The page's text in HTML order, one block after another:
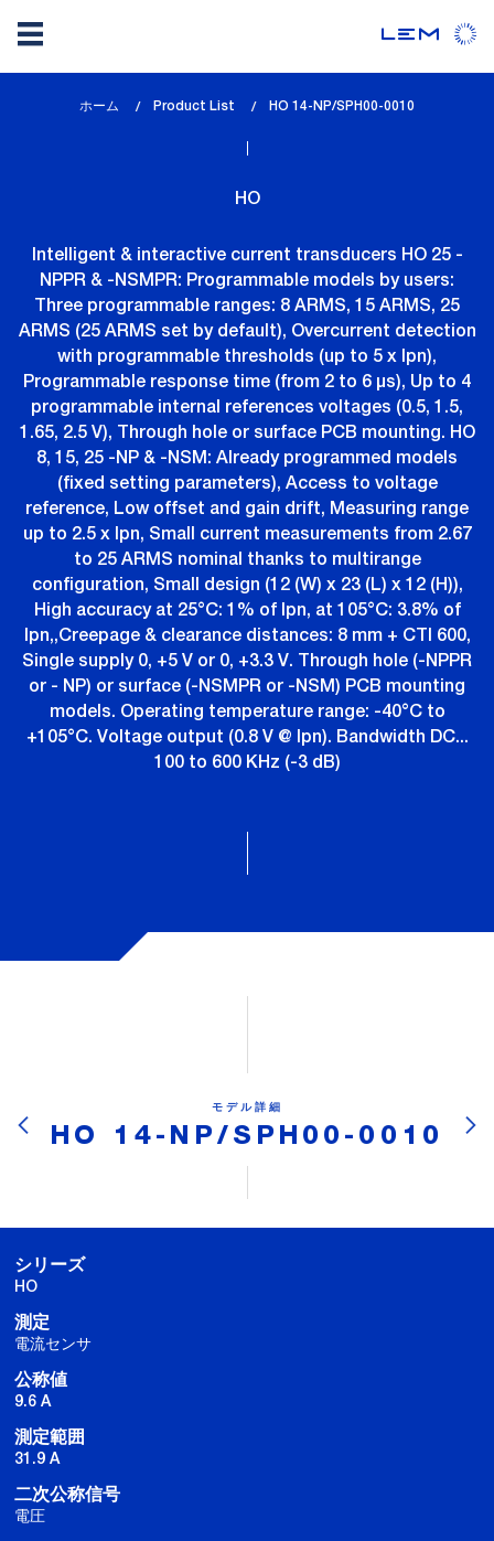
ホーム Product List
lem_current_page
HO 14-NP/SPH00-0010
HO
Intelligent & interactive current transducers HO 25 -
NPPR & -NSMPR: Programmable models by users:
Three programmable ranges: 8 ARMS, 15 ARMS, 25
ARMS (25 ARMS set by default), Overcurrent detection
with programmable thresholds (up to 5 x Ipn),
Programmable response time (from 2 to 6 µs), Up to 4
programmable internal references voltages (0.5, 1.5,
1.65, 2.5 V), Through hole or surface PCB mounting. HO
8, 15, 25 -NP & -NSM: Already programmed models
(fixed setting parameters), Access to voltage
reference, Low offset and gain drift, Measuring range
up to 2.5 x Ipn, Small current measurements from 2.67
to 25 ARMS nominal thanks to multirange
configuration, Small design (12 (W) x 23 (L) x 12 (H)),
High accuracy at 25°C: 1% of Ipn, at 105°C: 3.8% of
Ipn,,Creepage & clearance distances: 8 mm + CTI 600,
Single supply 0, +5 V or 0, +3.3 V. Through hole (-NPPR
or - NP) or surface (-NSMPR or -NSM) PCB mounting
models. Operating temperature range: -40°C to
+105°C. Voltage output (0.8 V @ Ipn). Bandwidth DC...
100 to 600 KHz (-3 dB)
モデル詳細
HO 14-NP/SPH00-0010
シリーズ
HO
測定
電流センサ
公称値
9.6 A
測定範囲
31.9 A
二次公称信号
電圧